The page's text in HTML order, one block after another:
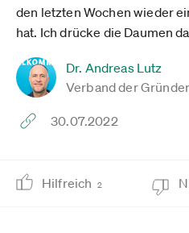
den letzten Wochen wieder
hat. Ich drücke die Daumen
Dr. Andreas Lutz
Verband der
30.07.2022
Hilfreich 2